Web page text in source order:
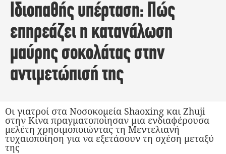
Ιδιοπαθής υπέρταση: Πώς
επηρεάζει η κατανάλωση
μαύρης σοκολάτας στην
αντιμετώπισή της
Οι γιατροί στα Νοσοκομεία Shaoxing και Zhuji
στην Κίνα πραγματοποίησαν μια ενδιαφέρουσα
μελέτη χρησιμοποιώντας τη Μεντελιανή
τυχαιοποίηση για να εξετάσουν τη σχέση μεταξύ
της